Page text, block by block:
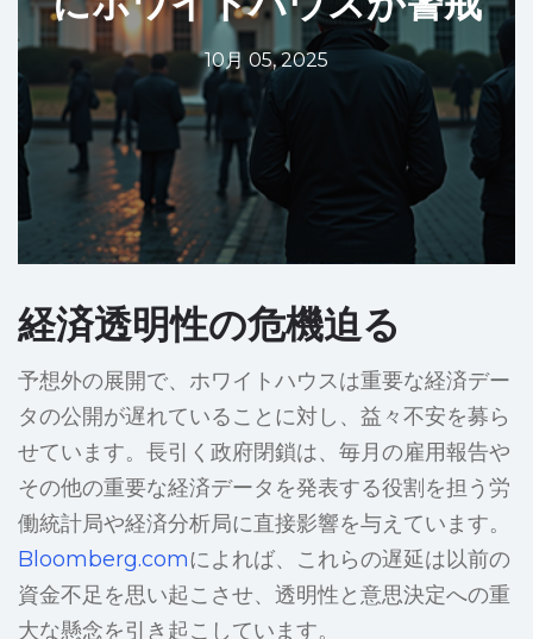
10月 05, 2025
経済透明性の危機迫る
予想外の展開で、ホワイトハウスは重要な経済デー
タの公開が遅れていることに対し、益々不安を募ら
せています。長引く政府閉鎖は、毎月の雇用報告や
その他の重要な経済データを発表する役割を担う労
働統計局や経済分析局に直接影響を与えています。
Bloomberg.comによれば、これらの遅延は以前の
資金不足を思い起こさせ、透明性と意思決定への重
大な懸念を引き起こしています。